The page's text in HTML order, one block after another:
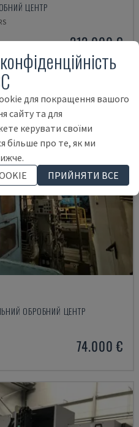
ЦЕНТР
212.000 €
ОБРОБНИЙ ЦЕНТР
74.000 €
для покращення вашого
сайту та для
керувати своїми
більше про те, як ми
ПРИЙНЯТИ ВСЕ